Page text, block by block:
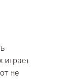
играет
не